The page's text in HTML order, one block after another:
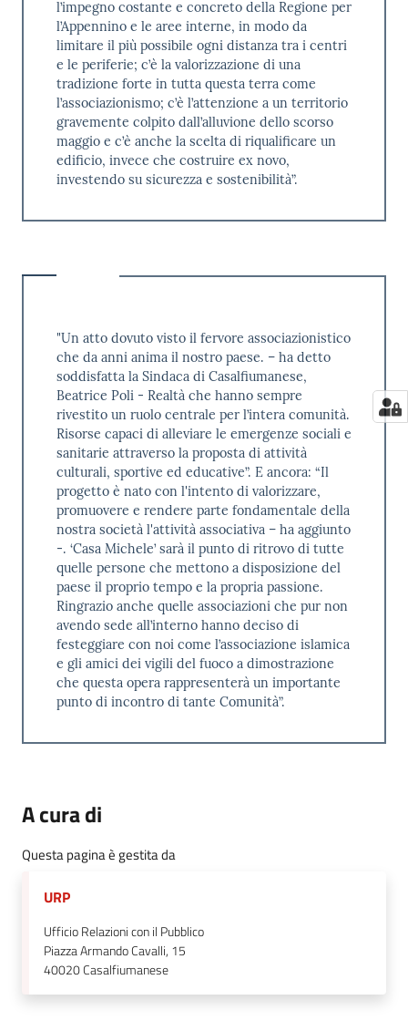
l’impegno costante e concreto della Regione per
l’Appennino e le aree interne, in modo da
limitare il più possibile ogni distanza tra i centri
e le periferie; c’è la valorizzazione di una
tradizione forte in tutta questa terra come
l’associazionismo; c’è l’attenzione a un territorio
gravemente colpito dall’alluvione dello scorso
maggio e c’è anche la scelta di riqualificare un
edificio, invece che costruire ex novo,
investendo su sicurezza e sostenibilità”.
"Un atto dovuto visto il fervore associazionistico
che da anni anima il nostro paese. – ha detto
soddisfatta la Sindaca di Casalfiumanese,
Beatrice Poli - Realtà che hanno sempre
rivestito un ruolo centrale per l’intera comunità.
Risorse capaci di alleviare le emergenze sociali e
sanitarie attraverso la proposta di attività
culturali, sportive ed educative”. E ancora: “Il
progetto è nato con l'intento di valorizzare,
promuovere e rendere parte fondamentale della
nostra società l'attività associativa – ha aggiunto
-. ‘Casa Michele’ sarà il punto di ritrovo di tutte
quelle persone che mettono a disposizione del
paese il proprio tempo e la propria passione.
Ringrazio anche quelle associazioni che pur non
avendo sede all’interno hanno deciso di
festeggiare con noi come l’associazione islamica
e gli amici dei vigili del fuoco a dimostrazione
che questa opera rappresenterà un importante
punto di incontro di tante Comunità”.
A cura di
Questa pagina è gestita da
URP
Ufficio Relazioni con il Pubblico
Piazza Armando Cavalli, 15
40020Casalfiumanese